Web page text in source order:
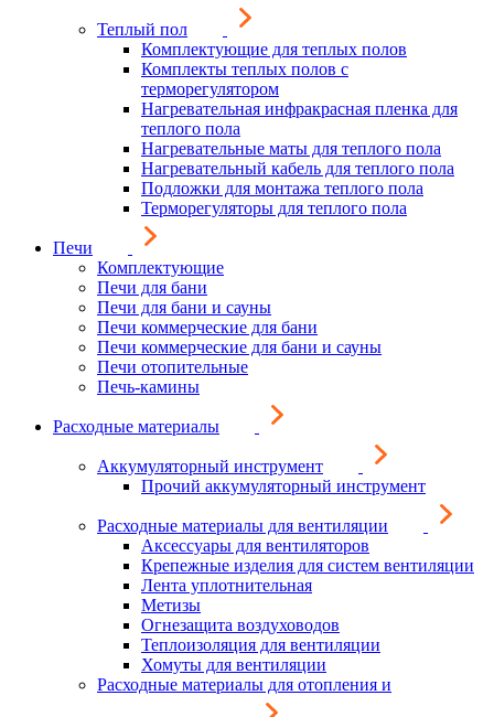
Теплый пол
Комплектующие для теплых полов
Комплекты теплых полов с
терморегулятором
Нагревательная инфракрасная пленка для
теплого пола
Нагревательные маты для теплого пола
Нагревательный кабель для теплого пола
Подложки для монтажа теплого пола
Терморегуляторы для теплого пола
Печи
Комплектующие
Печи для бани
Печи для бани и сауны
Печи коммерческие для бани
Печи коммерческие для бани и сауны
Печи отопительные
Печь-камины
Расходные материалы
Аккумуляторный инструмент
Прочий аккумуляторный инструмент
Расходные материалы для вентиляции
Аксессуары для вентиляторов
Крепежные изделия для систем вентиляции
Лента уплотнительная
Метизы
Огнезащита воздуховодов
Теплоизоляция для вентиляции
Хомуты для вентиляции
Расходные материалы для отопления и